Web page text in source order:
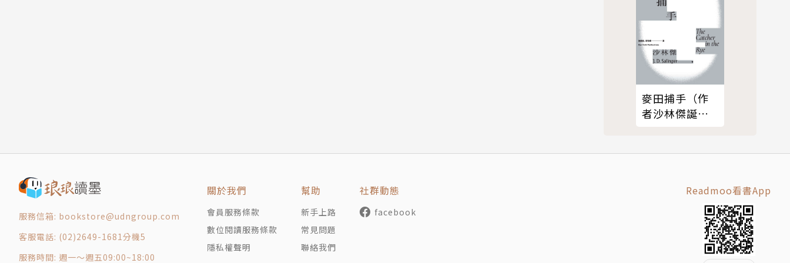
麥田捕手（作
者沙林傑誕生
服務信箱: bookstore@udngroup.com
客服電話: (02)2649-1681分機5
服務時間: 週一～週五09:00~18:00
關於我們
會員服務條款
數位閱讀服務條款
隱私權聲明
幫助
新手上路
常見問題
聯絡我們
社群動態
facebook
Readmoo看書App